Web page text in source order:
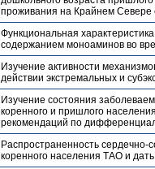
проживания на Крайнем Севере
Функциональная
содержанием моноаминов во
Изучение активности
действии экстремальных и
Изучение состояния
коренного и пришлого
рекомендаций по
Распространенность сердечно-
коренного населения ТАО и